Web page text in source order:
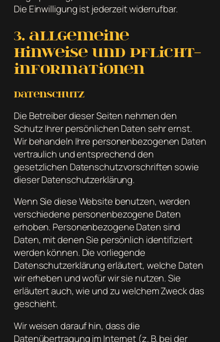
Die Einwilligung ist jederzeit widerrufbar.
3. Allgemeine
Hinweise und Pflicht­
informationen
Datenschutz
Die Betreiber dieser Seiten nehmen den
Schutz Ihrer persönlichen Daten sehr ernst.
Wir behandeln Ihre personenbezogenen Daten
vertraulich und entsprechend den
gesetzlichen Datenschutzvorschriften sowie
dieser Datenschutzerklärung.
Wenn Sie diese Website benutzen, werden
verschiedene personenbezogene Daten
erhoben. Personenbezogene Daten sind
Daten, mit denen Sie persönlich identifiziert
werden können. Die vorliegende
Datenschutzerklärung erläutert, welche Daten
wir erheben und wofür wir sie nutzen. Sie
erläutert auch, wie und zu welchem Zweck das
geschieht.
Wir weisen darauf hin, dass die
Datenübertragung im Internet (z. B. bei der